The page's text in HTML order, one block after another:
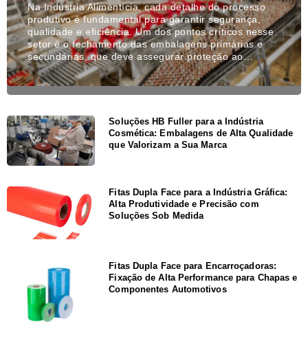
Na Indústria Alimentícia, cada detalhe do processo
produtivo é fundamental para garantir segurança,
qualidade e eficiência. Um dos pontos críticos nesse
setor é o fechamento das embalagens primárias e
secundárias, que deve assegurar proteção ao…
Soluções HB Fuller para a Indústria
Cosmética: Embalagens de Alta Qualidade
que Valorizam a Sua Marca
Fitas Dupla Face para a Indústria Gráfica:
Alta Produtividade e Precisão com
Soluções Sob Medida
Fitas Dupla Face para Encarroçadoras:
Fixação de Alta Performance para Chapas e
Componentes Automotivos